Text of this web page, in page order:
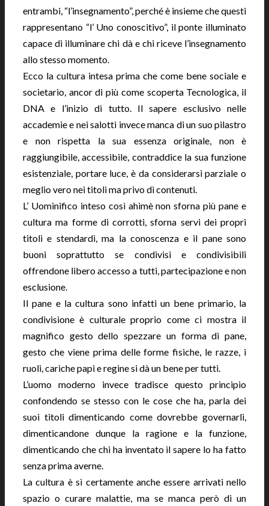
entrambi, “l’insegnamento”, perché è insieme che questi
rappresentano “l’ Uno conoscitivo”, il ponte illuminato
capace di illuminare chi dà e chi riceve l’insegnamento
allo stesso momento.
Ecco la cultura intesa prima che come bene sociale e
societario, ancor di più come scoperta Tecnologica, il
DNA e l’inizio di tutto. Il sapere esclusivo nelle
accademie e nei salotti invece manca di un suo pilastro
e non rispetta la sua essenza originale, non è
raggiungibile, accessibile, contraddice la sua funzione
esistenziale, portare luce, è da considerarsi parziale o
meglio vero nei titoli ma privo di contenuti.
L’ Uominifico inteso così ahimè non sforna più pane e
cultura ma forme di corrotti, sforna servi dei propri
titoli e stendardi, ma la conoscenza e il pane sono
buoni soprattutto se condivisi e condivisibili
offrendone libero accesso a tutti, partecipazione e non
esclusione.
Il pane e la cultura sono infatti un bene primario, la
condivisione è culturale proprio come ci mostra il
magnifico gesto dello spezzare un forma di pane,
gesto che viene prima delle forme fisiche, le razze, i
ruoli, cariche papi e regine si dà un bene per tutti.
L’uomo moderno invece tradisce questo principio
confondendo se stesso con le cose che ha, parla dei
suoi titoli dimenticando come dovrebbe governarli,
dimenticandone dunque la ragione e la funzione,
dimenticando che chi ha inventato il sapere lo ha fatto
senza prima averne.
La cultura è sì certamente anche essere arrivati nello
spazio o curare malattie, ma se manca però di un